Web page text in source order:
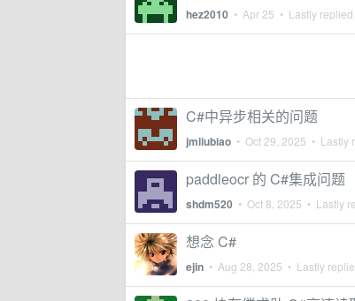
hez2010 • Apr 25 • Lastly
C#中异步相关的问题
jmliubiao • Oct 29, 2025 • Lastly
paddleocr 的 C#集成问题
shdm520 • Oct 8, 2025 • Lastly
想念 C#
ejin • Aug 28, 2025 • Lastly